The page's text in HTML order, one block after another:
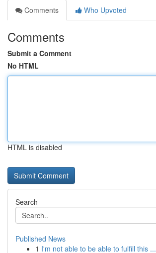
Comments
Who Upvoted
Comments
Submit a Comment
No HTML
HTML is disabled
Search
Published News
1 I'm not able to be able to fulfill this ...